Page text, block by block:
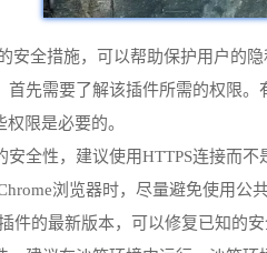
安全措施，可以帮助保护用户的
首先需要了解该插件所需的权限
限是必要的。
全性，建议使用HTTPS连接而
浏览器时，尽量避免使用公
件的最新版本，可以修复已知的